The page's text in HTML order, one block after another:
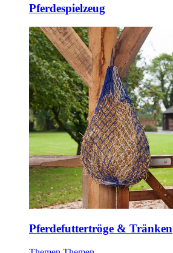
Pferdespielzeug
Pferdefuttertröge & Tränken